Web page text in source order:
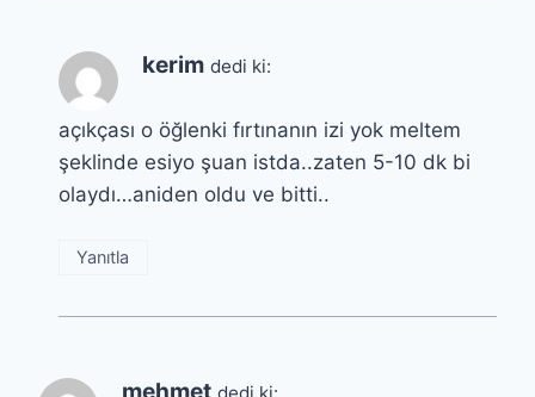
kerim dedi ki:
açıkçası o öğlenki fırtınanın izi yok meltem
şeklinde esiyo şuan istda..zaten 5-10 dk bi
olaydı…aniden oldu ve bitti..
Yanıtla